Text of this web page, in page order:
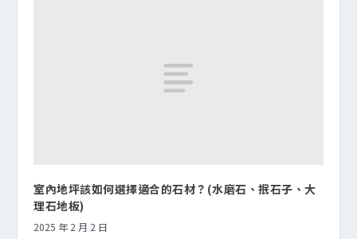
室內地坪該如何選擇適合的石材？(水磨石、抿石子、大
理石地板)
2025 年 2 月 2 日